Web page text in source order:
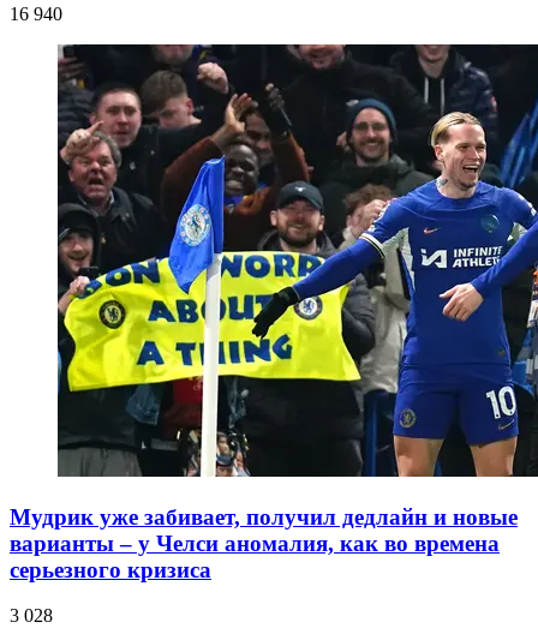
16 940
Мудрик уже забивает, получил дедлайн и новые
варианты – у Челси аномалия, как во времена
серьезного кризиса
3 028